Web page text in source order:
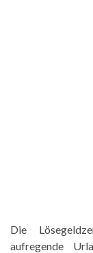
Die
aufregende